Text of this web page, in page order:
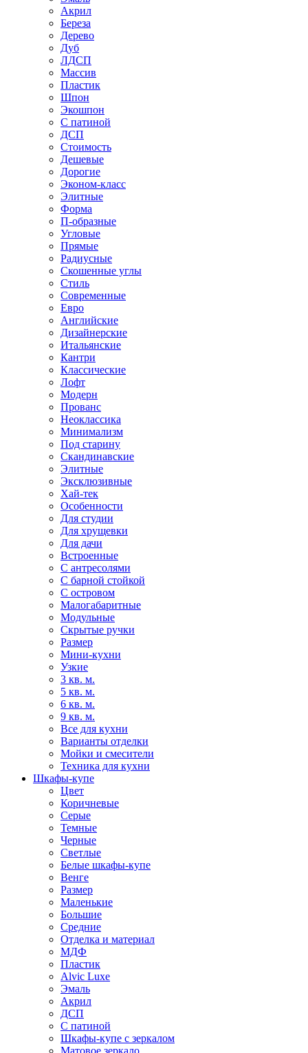
Акрил
Береза
Дерево
Дуб
ЛДСП
Массив
Пластик
Шпон
Экошпон
С патиной
ДСП
Стоимость
Дешевые
Дорогие
Эконом-класс
Элитные
Форма
П-образные
Угловые
Прямые
Радиусные
Скошенные углы
Стиль
Современные
Евро
Английские
Дизайнерские
Итальянские
Кантри
Классические
Лофт
Модерн
Прованс
Неоклассика
Минимализм
Под старину
Скандинавские
Элитные
Эксклюзивные
Хай-тек
Особенности
Для студии
Для хрущевки
Для дачи
Встроенные
С антресолями
С барной стойкой
С островом
Малогабаритные
Модульные
Скрытые ручки
Размер
Мини-кухни
Узкие
3 кв. м.
5 кв. м.
6 кв. м.
9 кв. м.
Все для кухни
Варианты отделки
Мойки и смесители
Техника для кухни
Шкафы-купе
Цвет
Коричневые
Серые
Темные
Черные
Светлые
Белые шкафы-купе
Венге
Размер
Маленькие
Большие
Средние
Отделка и материал
МДФ
Пластик
Alvic Luxe
Эмаль
Акрил
ДСП
С патиной
Шкафы-купе с зеркалом
Матовое зеркало